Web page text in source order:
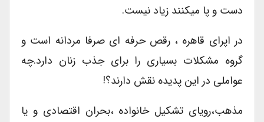
دست و پا میکنند زیاد نیست.
در اپرای قاهره ، رقص حرفه ای صرفا مردانه است و
گروه مشکلات بسیاری را برای جذب زنان دارد.چه
عواملی در این پدیده نقش دارند؟!
مذهب،رویای تشکیل خانواده ،بحران اقتصادی و یا